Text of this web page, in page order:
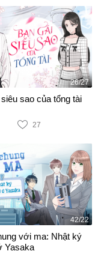
26/27
sao của tổng tài
27
42/22
với ma: Nhật ký
Yasaka